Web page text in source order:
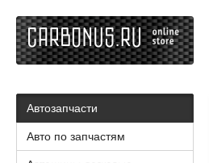
Автозапчасти
Авто по запчастям